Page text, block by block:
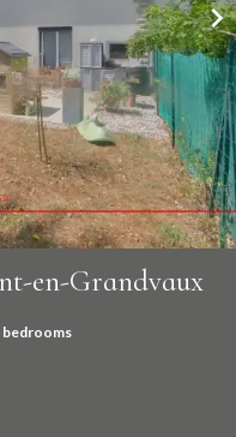
en-Grandvaux
bedrooms